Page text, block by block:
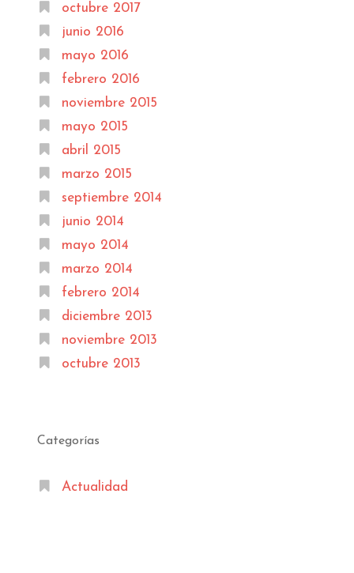
octubre 2017
junio 2016
mayo 2016
febrero 2016
noviembre 2015
mayo 2015
abril 2015
marzo 2015
septiembre 2014
junio 2014
mayo 2014
marzo 2014
febrero 2014
diciembre 2013
noviembre 2013
octubre 2013
Categorías
Actualidad